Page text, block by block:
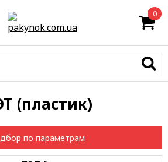
0
(пластик)
по параметрам